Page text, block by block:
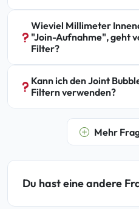
Wieviel Millimeter
"Join-Aufnahme", geht
Filter?
Kann ich den Joint
Filtern verwenden?
Mehr
Du hast eine andere